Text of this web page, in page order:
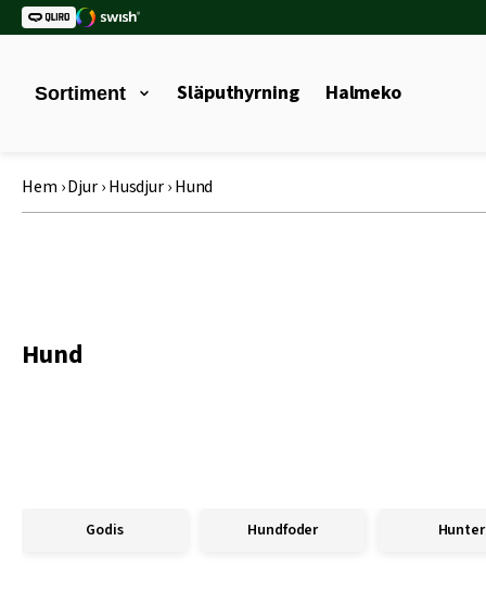
Sortiment Släputhyrning Halmeko
Hem ›Djur›Husdjur›Hund
Hund
Godis Hundfoder Hunter